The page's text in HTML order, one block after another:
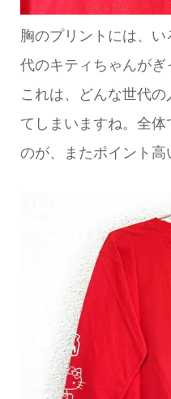
胸のプリントには、
代のキティちゃんがぎ
これは、どんな世代
てしまいますね。全
のが、またポイント高